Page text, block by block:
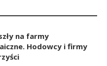
na farmy
Hodowcy i firmy